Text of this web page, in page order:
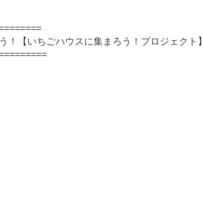
【いちごハウスに集まろう！プロジェクト】